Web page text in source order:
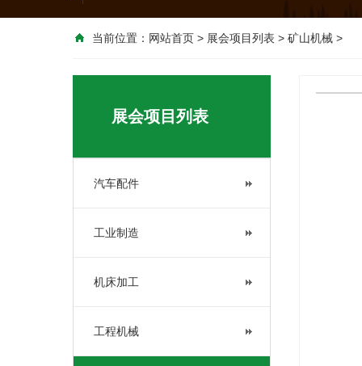
当前位置： 网站首页 > 展会项目列表 > 矿山机械 >
展会项目列表
汽车配件
工业制造
机床加工
工程机械